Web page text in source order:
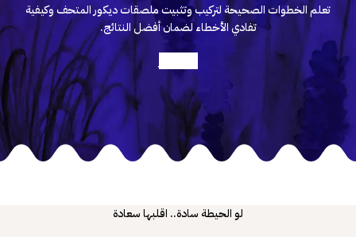
تعلم الخطوات الصحيحة لتركيب وتثبيت ملصقات ديكور المتحف وكيفية
تفادي الأخطاء لضمان أفضل النتائج.
لو الحيطة سادة.. اقلبها سعادة